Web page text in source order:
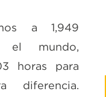
a 1,949
el mundo,
horas para
diferencia.